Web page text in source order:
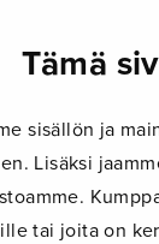
Tämä
sisällön ja
Lisäksi
tai joita on